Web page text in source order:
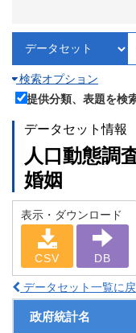
検索オプション
提供分類、表題を検
データセット情報
人口動態調
婚姻
表示・ダウンロード
CSV DB
データセット一覧に
政府統計名